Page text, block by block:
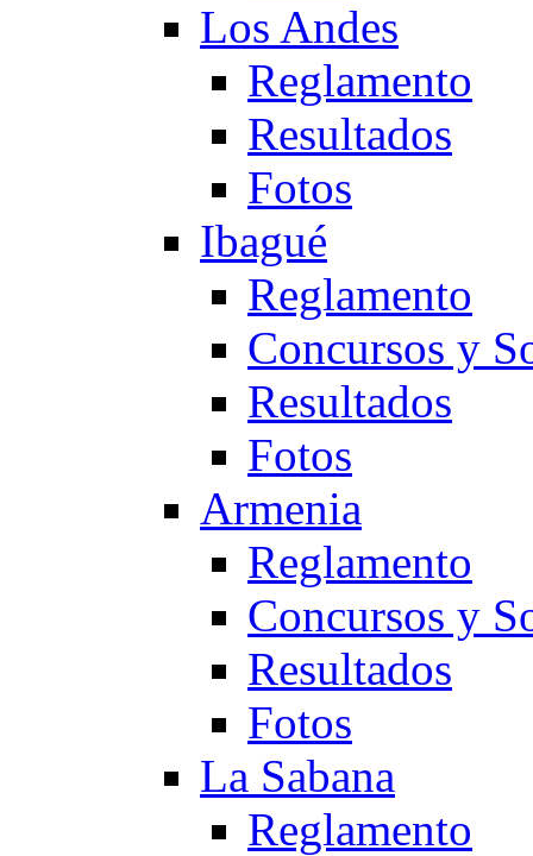
Los Andes
Reglamento
Resultados
Fotos
Ibagué
Reglamento
Concursos y
Resultados
Fotos
Armenia
Reglamento
Concursos y
Resultados
Fotos
La Sabana
Reglamento